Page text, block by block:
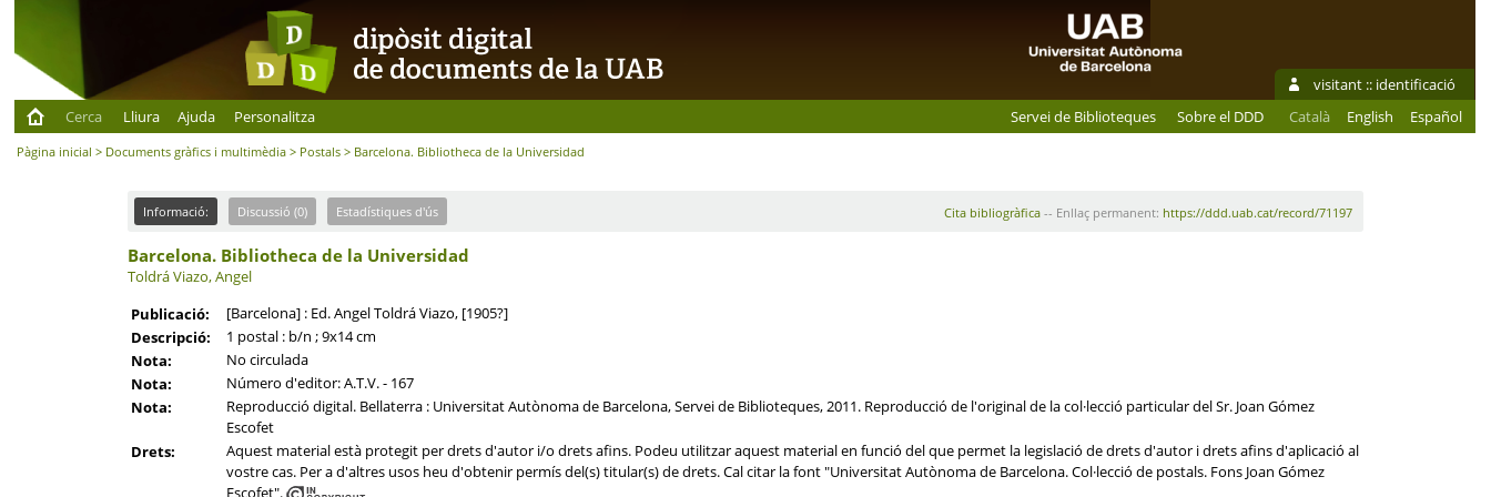
visitant :: identificació
Cerca
Lliura Ajuda Personalitza Servei de Biblioteques Sobre el DDD Català English Español
Pàgina inicial > Documents gràfics i multimèdia > Postals > Barcelona. Bibliotheca de la Universidad
Informació: Discussió (0) Estadístiques d'ús Cita bibliogràfica-- Enllaç permanent: https://ddd.uab.cat/record/71197
Barcelona. Bibliotheca de la Universidad
Toldrá Viazo, Angel
Publicació:
[Barcelona] : Ed. Angel Toldrá Viazo, [1905?]
Descripció:
1 postal : b/n ; 9x14 cm
Nota:
No circulada
Nota:
Número d'editor: A.T.V. - 167
Nota:
Reproducció digital. Bellaterra : Universitat Autònoma de Barcelona, Servei de Biblioteques, 2011. Reproducció de l'original de la col·lecció particular del Sr. Joan Gómez
Escofet
Drets:
Aquest material està protegit per drets d'autor i/o drets afins. Podeu utilitzar aquest material en funció del que permet la legislació de drets d'autor i drets afins d'aplicació al
vostre cas. Per a d'altres usos heu d'obtenir permís del(s) titular(s) de drets. Cal citar la font "Universitat Autònoma de Barcelona. Col·lecció de postals. Fons Joan Gómez
Escofet".